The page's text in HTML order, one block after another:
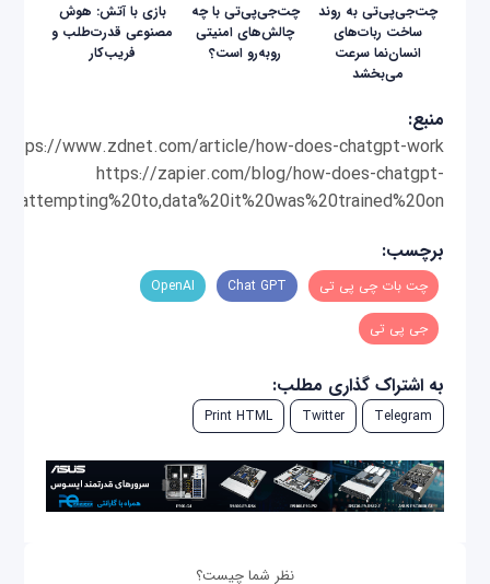
چت‌جی‌پی‌تی به روند
ساخت ربات‌های
انسان‌نما سرعت
می‌بخشد
چت‌جی‌پی‌تی با چه
چالش‌های امنیتی
روبه‌رو است؟
بازی با آتش: هوش
مصنوعی قدرت‌طلب و
فریب‌کار
منبع:
https://www.zdnet.com/article/how-does-chatgpt-work/
https://zapier.com/blog/how-does-chatgpt-
برچسب:
چت‌ بات چی‌ پی‌ تی Chat GPT
OpenAI
جی پی تی
به اشتراک گذاری مطلب:
Telegram
Twitter
Print HTML
نظر شما چیست؟